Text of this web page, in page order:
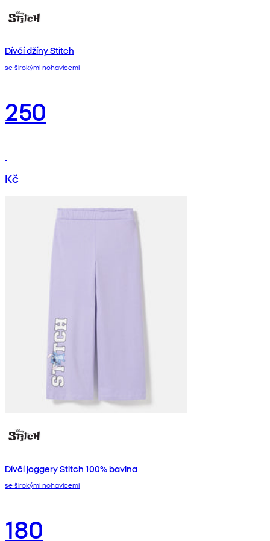
Dívčí džíny Stitch
se širokými nohavicemi
250
Kč
Dívčí joggery Stitch 100% bavlna
se širokými nohavicemi
180